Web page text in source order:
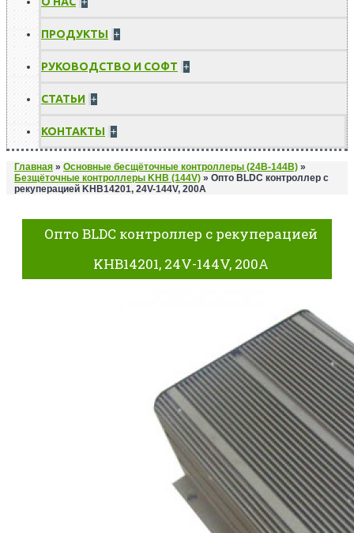
ПРОДУКТЫ +
РУКОВОДСТВО И СОФТ +
СТАТЬИ +
КОНТАКТЫ +
Главная » Основные бесщёточные контроллеры (24В-144В) »
Безщёточные контроллеры KHB (144V) » Опто BLDC контроллер с
рекуперацией KHB14201, 24V-144V, 200A
Опто BLDC контроллер с рекуперацией
KHB14201, 24V-144V, 200A